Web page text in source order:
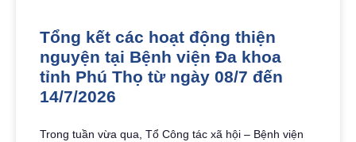
Tổng kết các hoạt động thiện
nguyện tại Bệnh viện Đa khoa
tỉnh Phú Thọ từ ngày 08/7 đến
14/7/2026
Trong tuần vừa qua, Tổ Công tác xã hội – Bệnh viện